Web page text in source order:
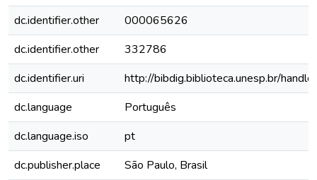
dc.identifier.other
000065626
dc.identifier.other
332786
dc.identifier.uri
http://bibdig.biblioteca.unesp.br/
dc.language
Português
dc.language.iso
pt
dc.publisher.place
São Paulo, Brasil